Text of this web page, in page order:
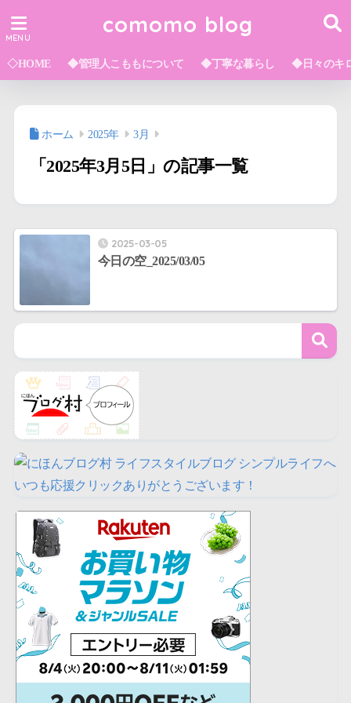
comomo blog
◇HOME ◆管理人こももについて ◆丁寧な暮らし ◆日々のキ
ホーム 2025年 3月
「2025年3月5日」の記事一覧
2025-03-05
今日の空_2025/03/05
いつも応援クリックありがとうございます！